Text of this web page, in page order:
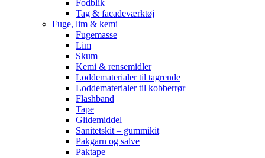
Fodblik
Tag & facadeværktøj
Fuge, lim & kemi
Fugemasse
Lim
Skum
Kemi & rensemidler
Loddematerialer til tagrende
Loddematerialer til kobberrør
Flashband
Tape
Glidemiddel
Sanitetskit – gummikit
Pakgarn og salve
Paktape